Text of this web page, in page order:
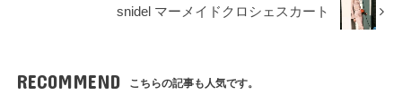
snidel マーメイドクロシェスカート
RECOMMEND こちらの記事も人気です。